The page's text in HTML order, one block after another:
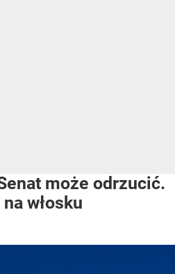
może odrzucić.
włosku